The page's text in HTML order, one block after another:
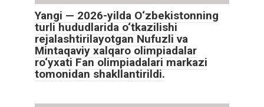
Yangi — 2026-yilda O‘zbekistonning
turli hududlarida o‘tkazilishi
rejalashtirilayotgan Nufuzli va
Mintaqaviy xalqaro olimpiadalar
ro‘yxati Fan olimpiadalari markazi
tomonidan shakllantirildi.